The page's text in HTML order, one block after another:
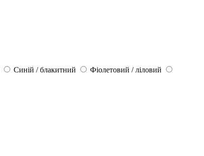
Синій / блакитний
Фіолетовий / ліловий